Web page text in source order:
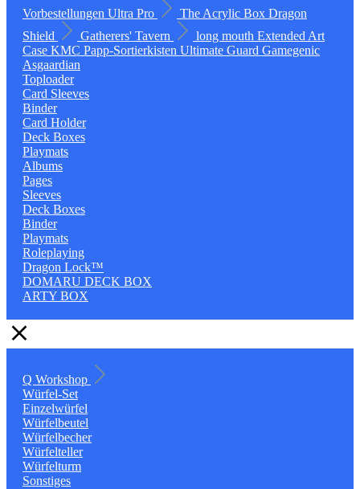
Vorbestellungen Ultra Pro The Acrylic Box Dragon
Shield
Gatherers' Tavern long mouth Extended Art
Case KMC Papp-Sortierkisten Ultimate Guard Gamegenic
Asgaardian
Toploader
Card Sleeves
Binder
Card Holder
Deck Boxes
Playmats
Albums
Pages
Sleeves
Deck Boxes
Binder
Playmats
Roleplaying
Dragon Lock™
DOMARU DECK BOX
ARTY BOX
Q Workshop
Würfel-Set
Einzelwürfel
Würfelbeutel
Würfelbecher
Würfelteller
Würfelturm
Sonstiges